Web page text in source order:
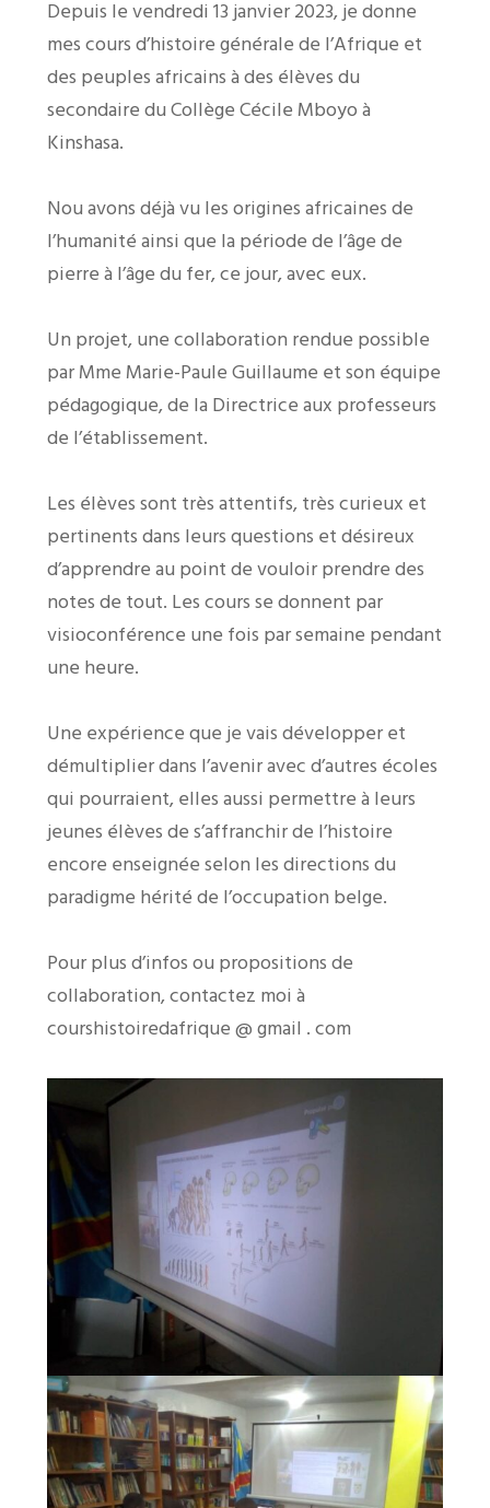
Depuis le vendredi 13 janvier 2023, je donne
mes cours d’histoire générale de l’Afrique et
des peuples africains à des élèves du
secondaire du Collège Cécile Mboyo à
Kinshasa.
Nou avons déjà vu les origines africaines de
l’humanité ainsi que la période de l’âge de
pierre à l’âge du fer, ce jour, avec eux.
Un projet, une collaboration rendue possible
par Mme Marie-Paule Guillaume et son équipe
pédagogique, de la Directrice aux professeurs
de l’établissement.
Les élèves sont très attentifs, très curieux et
pertinents dans leurs questions et désireux
d’apprendre au point de vouloir prendre des
notes de tout. Les cours se donnent par
visioconférence une fois par semaine pendant
une heure.
Une expérience que je vais développer et
démultiplier dans l’avenir avec d’autres écoles
qui pourraient, elles aussi permettre à leurs
jeunes élèves de s’affranchir de l’histoire
encore enseignée selon les directions du
paradigme hérité de l’occupation belge.
Pour plus d’infos ou propositions de
collaboration, contactez moi à
courshistoiredafrique @ gmail . com